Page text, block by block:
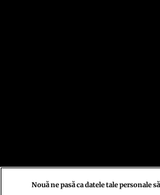
Nouă ne pasă ca datele tale personale